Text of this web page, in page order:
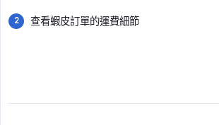
查看蝦皮訂單的運費細節